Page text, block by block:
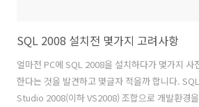
SQL 2008 설치전 몇가지 고려사항
얼마전 PC에 SQL 2008을 설치하다가 몇가지 사
한다는 것을 발견하고 몇글자 적을까 합니다.
Studio 2008(이하 VS2008) 조합으로 개발환경